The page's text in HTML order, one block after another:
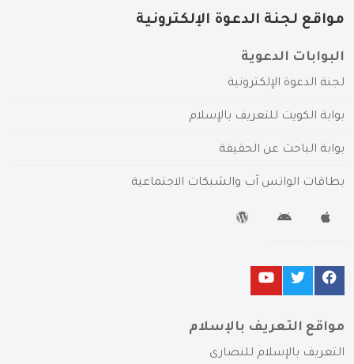
مواقع لجنة الدعوة الإلكترونية
البوابات الدعوية
لجنة الدعوة الإلكترونية
بوابة الكويت للتعريف بالإسلام
بوابة الباحث عن الحقيقة
بطاقات الواتس آب والشبكات الاجتماعية
مواقع التعريف بالإسلام
التعريف بالإسلام للنصارى